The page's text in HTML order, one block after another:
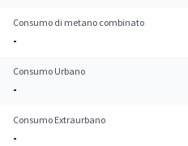
Consumo di metano combinato
-
Consumo Urbano
-
Consumo Extraurbano
-